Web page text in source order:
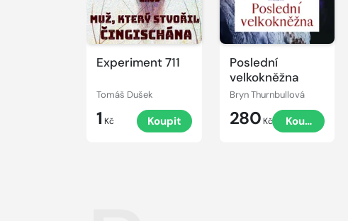
Experiment 711
Tomáš Dušek
1 Kč Koupit
Poslední
velkokněžna
Bryn Thurnbullová
280 Kč Koupit